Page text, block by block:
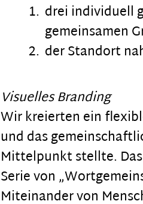
drei individuell
gemeinsamen
der Standort
Visuelles Branding
Wir kreierten ein
und das
Mittelpunkt stellte.
Serie von
Miteinander von